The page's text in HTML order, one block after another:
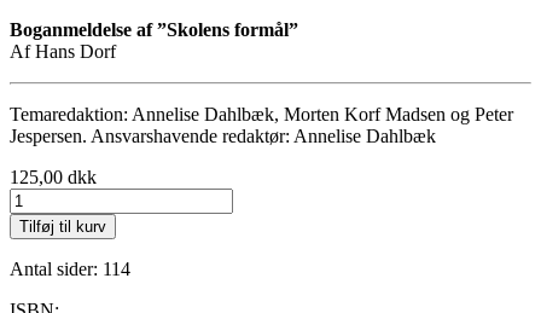
Boganmeldelse af ”Skolens formål”
Af Hans Dorf
Temaredaktion: Annelise Dahlbæk, Morten Korf Madsen og Peter
Jespersen. Ansvarshavende redaktør: Annelise Dahlbæk
125,00 dkk
2022,
nr.
3
antal
Tilføj til kurv
Antal sider: 114